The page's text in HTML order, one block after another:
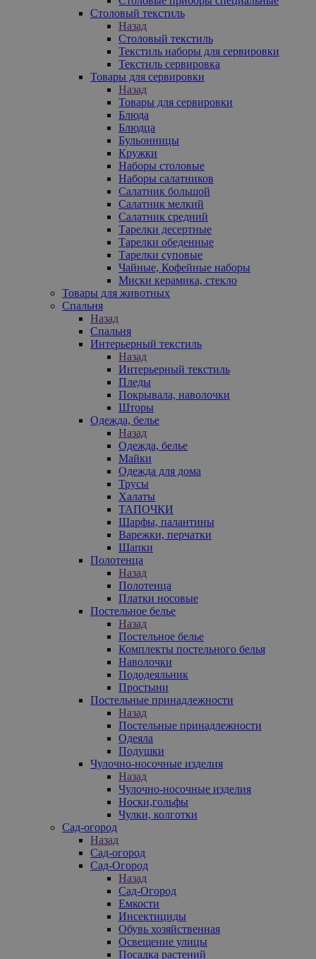
Столовый текстиль
Назад
Столовый текстиль
Текстиль наборы для сервировки
Текстиль сервировка
Товары для сервировки
Назад
Товары для сервировки
Блюда
Блюдца
Бульонницы
Кружки
Наборы столовые
Наборы салатников
Салатник большой
Салатник мелкий
Салатник средний
Тарелки десертные
Тарелки обеденные
Тарелки суповые
Чайные, Кофейные наборы
Миски керамика, стекло
Товары для животных
Спальня
Назад
Спальня
Интерьерный текстиль
Назад
Интерьерный текстиль
Пледы
Покрывала, наволочки
Шторы
Одежда, белье
Назад
Одежда, белье
Майки
Одежда для дома
Трусы
Халаты
ТАПОЧКИ
Шарфы, палантины
Варежки, перчатки
Шапки
Полотенца
Назад
Полотенца
Платки носовые
Постельное белье
Назад
Постельное белье
Комплекты постельного белья
Наволочки
Пододеяльник
Простыни
Постельные принадлежности
Назад
Постельные принадлежности
Одеяла
Подушки
Чулочно-носочные изделия
Назад
Чулочно-носочные изделия
Носки,гольфы
Чулки, колготки
Сад-огород
Назад
Сад-огород
Сад-Огород
Назад
Сад-Огород
Емкости
Инсектициды
Обувь хозяйственная
Освещение улицы
Посадка растений